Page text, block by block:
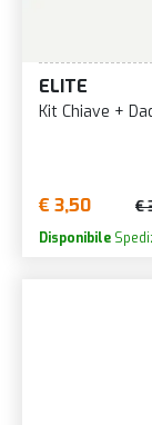
ELITE
Kit Chiave +
€ 3,50 €
Disponibile